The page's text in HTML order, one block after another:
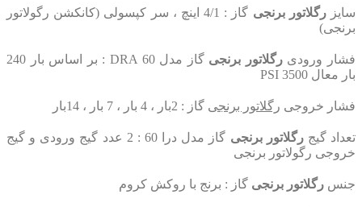
سایزرگلاتور برنجی
گاز : 4/1 اینچ ، سر کپسولی (کانکشن رگولاتور
برنجی)
فشار ورودیرگلاتور برنجی
گاز مدل DRA 60 : بر اساس بار 240
بار معال 3500 PSI
فشار خروجی رگلاتور برنجی گاز : 2بار ، 4 بار ، 7 بار ، 14بار
تعداد گیج رگلاتور برنجی
گاز مدل درا 60 : 2 عدد گیج ورودی و گیج
خروجی رگولاتور برنجی
جنس رگلاتور برنجی گاز : برنج با روکش کروم